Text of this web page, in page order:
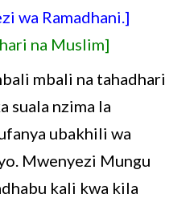
wa Ramadhani.]
na Muslim]
mbali na tahadhari
suala nzima la
ubakhili wa
Mwenyezi Mungu
kali kwa kila